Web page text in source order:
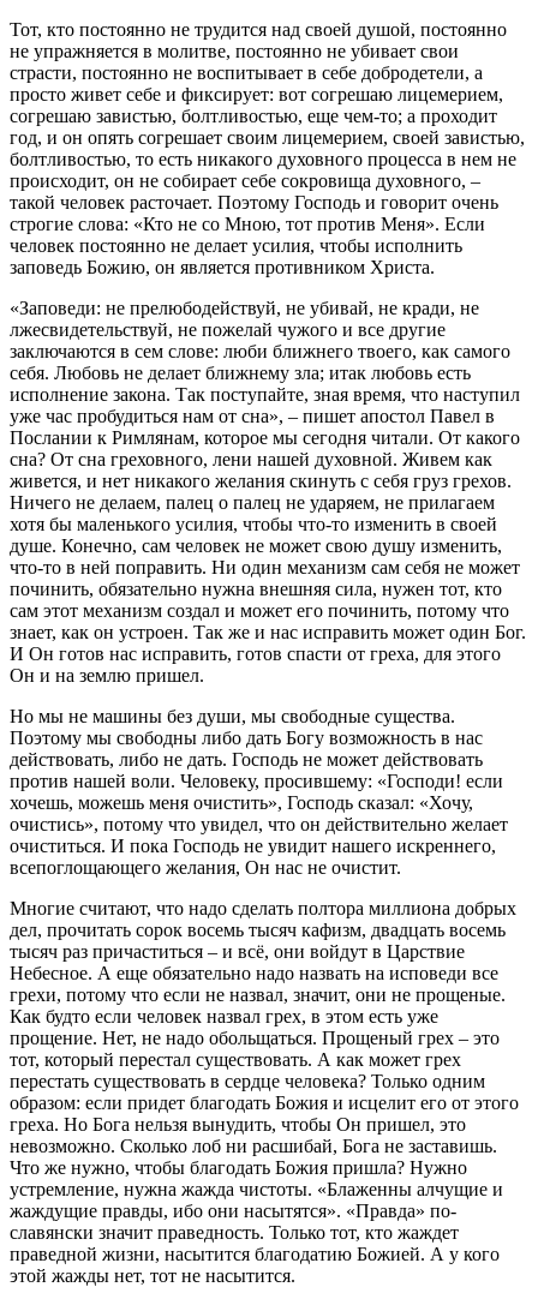
Тот, кто постоянно не трудится над своей душой, постоянно
не упражняется в молитве, постоянно не убивает свои
страсти, постоянно не воспитывает в себе добродетели, а
просто живет себе и фиксирует: вот согрешаю лицемерием,
согрешаю завистью, болтливостью, еще чем-то; а проходит
год, и он опять согрешает своим лицемерием, своей завистью,
болтливостью, то есть никакого духовного процесса в нем не
происходит, он не собирает себе сокровища духовного, –
такой человек расточает. Поэтому Господь и говорит очень
строгие слова: «Кто не со Мною, тот против Меня». Если
человек постоянно не делает усилия, чтобы исполнить
заповедь Божию, он является противником Христа.
«Заповеди: не прелюбодействуй, не убивай, не кради, не
лжесвидетельствуй, не пожелай чужого и все другие
заключаются в сем слове: люби ближнего твоего, как самого
себя. Любовь не делает ближнему зла; итак любовь есть
исполнение закона. Так поступайте, зная время, что наступил
уже час пробудиться нам от сна», – пишет апостол Павел в
Послании к Римлянам, которое мы сегодня читали. От какого
сна? От сна греховного, лени нашей духовной. Живем как
живется, и нет никакого желания скинуть с себя груз грехов.
Ничего не делаем, палец о палец не ударяем, не прилагаем
хотя бы маленького усилия, чтобы что-то изменить в своей
душе. Конечно, сам человек не может свою душу изменить,
что-то в ней поправить. Ни один механизм сам себя не может
починить, обязательно нужна внешняя сила, нужен тот, кто
сам этот механизм создал и может его починить, потому что
знает, как он устроен. Так же и нас исправить может один Бог.
И Он готов нас исправить, готов спасти от греха, для этого
Он и на землю пришел.
Но мы не машины без души, мы свободные существа.
Поэтому мы свободны либо дать Богу возможность в нас
действовать, либо не дать. Господь не может действовать
против нашей воли. Человеку, просившему: «Господи! если
хочешь, можешь меня очистить», Господь сказал: «Хочу,
очистись», потому что увидел, что он действительно желает
очиститься. И пока Господь не увидит нашего искреннего,
всепоглощающего желания, Он нас не очистит.
Многие считают, что надо сделать полтора миллиона добрых
дел, прочитать сорок восемь тысяч кафизм, двадцать восемь
тысяч раз причаститься – и всё, они войдут в Царствие
Небесное. А еще обязательно надо назвать на исповеди все
грехи, потому что если не назвал, значит, они не прощеные.
Как будто если человек назвал грех, в этом есть уже
прощение. Нет, не надо обольщаться. Прощеный грех – это
тот, который перестал существовать. А как может грех
перестать существовать в сердце человека? Только одним
образом: если придет благодать Божия и исцелит его от этого
греха. Но Бога нельзя вынудить, чтобы Он пришел, это
невозможно. Сколько лоб ни расшибай, Бога не заставишь.
Что же нужно, чтобы благодать Божия пришла? Нужно
устремление, нужна жажда чистоты. «Блаженны алчущие и
жаждущие правды, ибо они насытятся». «Правда» по-
славянски значит праведность. Только тот, кто жаждет
праведной жизни, насытится благодатию Божией. А у кого
этой жажды нет, тот не насытится.